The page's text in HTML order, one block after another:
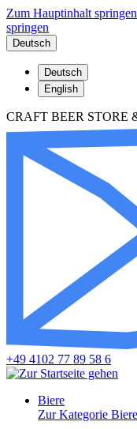
Zum Hauptinhalt springen
springen
Deutsch
Deutsch
English
CRAFT BEER STORE
+49 4102 77 89 58 6
Biere
Zur Kategorie Biere